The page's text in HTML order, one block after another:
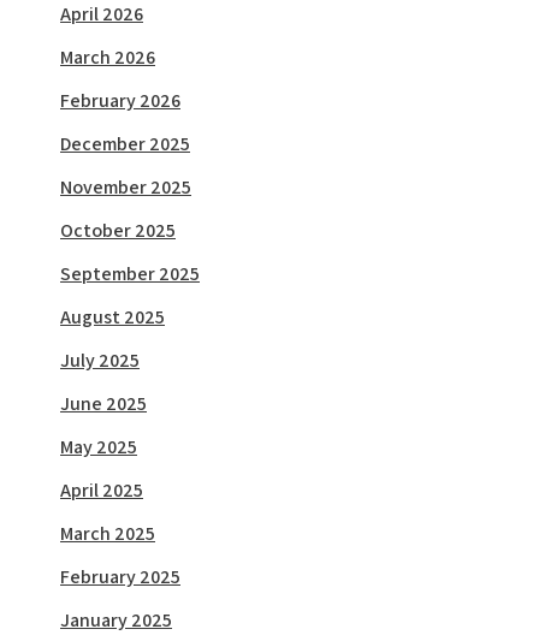
April 2026
March 2026
February 2026
December 2025
November 2025
October 2025
September 2025
August 2025
July 2025
June 2025
May 2025
April 2025
March 2025
February 2025
January 2025